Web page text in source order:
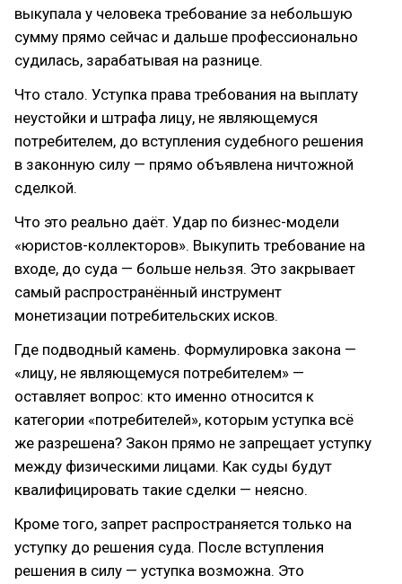
выкупала у человека требование за небольшую
сумму прямо сейчас и дальше профессионально
судилась, зарабатывая на разнице.
Что стало. Уступка права требования на выплату
неустойки и штрафа лицу, не являющемуся
потребителем, до вступления судебного решения
в законную силу — прямо объявлена ничтожной
сделкой.
Что это реально даёт. Удар по бизнес-модели
«юристов-коллекторов». Выкупить требование на
входе, до суда — больше нельзя. Это закрывает
самый распространённый инструмент
монетизации потребительских исков.
Где подводный камень. Формулировка закона —
«лицу, не являющемуся потребителем» —
оставляет вопрос: кто именно относится к
категории «потребителей», которым уступка всё
же разрешена? Закон прямо не запрещает уступку
между физическими лицами. Как суды будут
квалифицировать такие сделки — неясно.
Кроме того, запрет распространяется только на
уступку до решения суда. После вступления
решения в силу — уступка возможна. Это